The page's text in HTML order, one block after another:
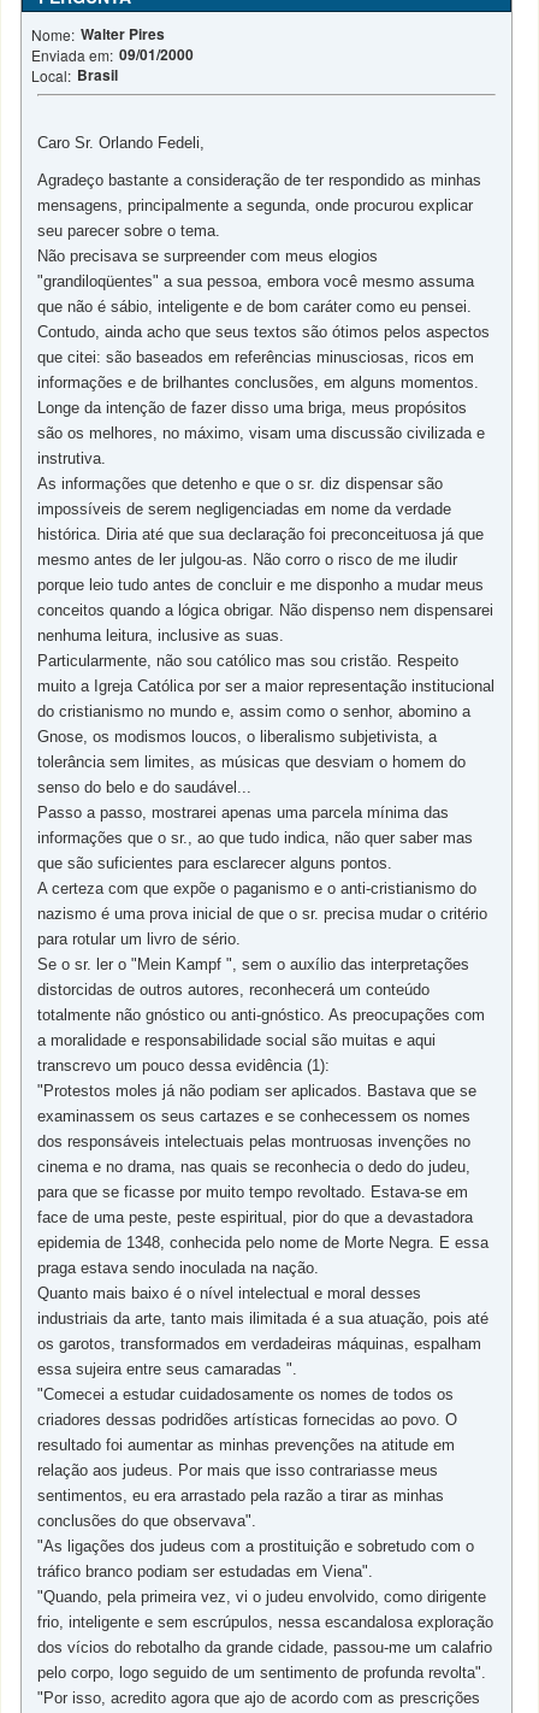
Nome: Walter Pires
Enviada em: 09/01/2000
Local: Brasil
Caro Sr. Orlando Fedeli,
Agradeço bastante a consideração de ter respondido as minhas
mensagens, principalmente a segunda, onde procurou explicar
seu parecer sobre o tema.
Não precisava se surpreender com meus elogios
"grandiloqüentes" a sua pessoa, embora você mesmo assuma
que não é sábio, inteligente e de bom caráter como eu pensei.
Contudo, ainda acho que seus textos são ótimos pelos aspectos
que citei: são baseados em referências minusciosas, ricos em
informações e de brilhantes conclusões, em alguns momentos.
Longe da intenção de fazer disso uma briga, meus propósitos
são os melhores, no máximo, visam uma discussão civilizada e
instrutiva.
As informações que detenho e que o sr. diz dispensar são
impossíveis de serem negligenciadas em nome da verdade
histórica. Diria até que sua declaração foi preconceituosa já que
mesmo antes de ler julgou-as. Não corro o risco de me iludir
porque leio tudo antes de concluir e me disponho a mudar meus
conceitos quando a lógica obrigar. Não dispenso nem dispensarei
nenhuma leitura, inclusive as suas.
Particularmente, não sou católico mas sou cristão. Respeito
muito a Igreja Católica por ser a maior representação institucional
do cristianismo no mundo e, assim como o senhor, abomino a
Gnose, os modismos loucos, o liberalismo subjetivista, a
tolerância sem limites, as músicas que desviam o homem do
senso do belo e do saudável...
Passo a passo, mostrarei apenas uma parcela mínima das
informações que o sr., ao que tudo indica, não quer saber mas
que são suficientes para esclarecer alguns pontos.
A certeza com que expõe o paganismo e o anti-cristianismo do
nazismo é uma prova inicial de que o sr. precisa mudar o critério
para rotular um livro de sério.
Se o sr. ler o "Mein Kampf ", sem o auxílio das interpretações
distorcidas de outros autores, reconhecerá um conteúdo
totalmente não gnóstico ou anti-gnóstico. As preocupações com
a moralidade e responsabilidade social são muitas e aqui
transcrevo um pouco dessa evidência (1):
"Protestos moles já não podiam ser aplicados. Bastava que se
examinassem os seus cartazes e se conhecessem os nomes
dos responsáveis intelectuais pelas montruosas invenções no
cinema e no drama, nas quais se reconhecia o dedo do judeu,
para que se ficasse por muito tempo revoltado. Estava-se em
face de uma peste, peste espiritual, pior do que a devastadora
epidemia de 1348, conhecida pelo nome de Morte Negra. E essa
praga estava sendo inoculada na nação.
Quanto mais baixo é o nível intelectual e moral desses
industriais da arte, tanto mais ilimitada é a sua atuação, pois até
os garotos, transformados em verdadeiras máquinas, espalham
essa sujeira entre seus camaradas ".
"Comecei a estudar cuidadosamente os nomes de todos os
criadores dessas podridões artísticas fornecidas ao povo. O
resultado foi aumentar as minhas prevenções na atitude em
relação aos judeus. Por mais que isso contrariasse meus
sentimentos, eu era arrastado pela razão a tirar as minhas
conclusões do que observava".
"As ligações dos judeus com a prostituição e sobretudo com o
tráfico branco podiam ser estudadas em Viena".
"Quando, pela primeira vez, vi o judeu envolvido, como dirigente
frio, inteligente e sem escrúpulos, nessa escandalosa exploração
dos vícios do rebotalho da grande cidade, passou-me um calafrio
pelo corpo, logo seguido de um sentimento de profunda revolta".
"Por isso, acredito agora que ajo de acordo com as prescrições